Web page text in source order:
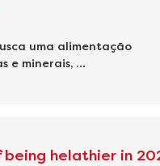
uma alimentação
e minerais, …
helathier in